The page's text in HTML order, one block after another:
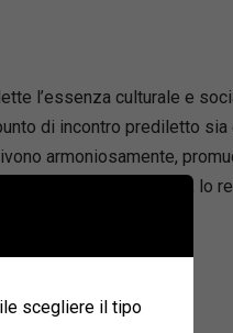
l’essenza culturale e
di incontro prediletto sia
armoniosamente,
sulla piazza principale, lo
scegliere il tipo